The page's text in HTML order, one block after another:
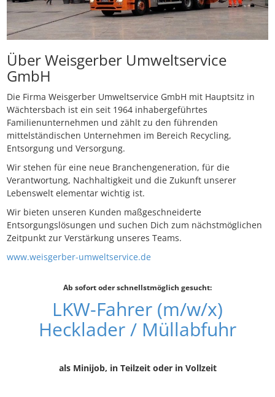
Über Weisgerber Umweltservice
GmbH
Die Firma Weisgerber Umweltservice GmbH mit Hauptsitz in
Wächtersbach ist ein seit 1964 inhabergeführtes
Familienunternehmen und zählt zu den führenden
mittelständischen Unternehmen im Bereich Recycling,
Entsorgung und Versorgung.
Wir stehen für eine neue Branchengeneration, für die
Verantwortung, Nachhaltigkeit und die Zukunft unserer
Lebenswelt elementar wichtig ist.
Wir bieten unseren Kunden maßgeschneiderte
Entsorgungslösungen und suchen Dich zum nächstmöglichen
Zeitpunkt zur Verstärkung unseres Teams.
www.weisgerber-umweltservice.de
Ab sofort oder schnellstmöglich gesucht:
LKW-Fahrer (m/w/x)
Hecklader / Müllabfuhr
als Minijob, in Teilzeit oder in Vollzeit